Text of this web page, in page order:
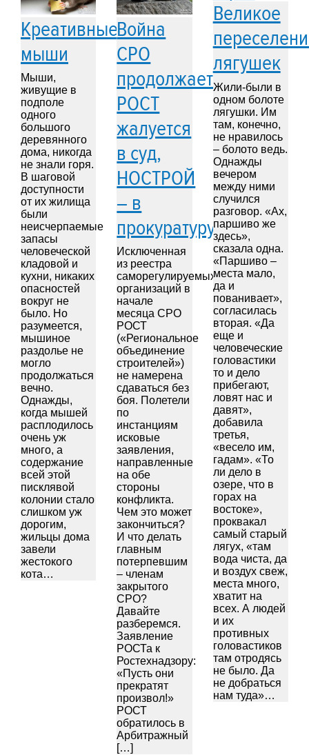
Креативные
мыши
Мыши,
живущие в
подполе
одного
большого
деревянного
дома, никогда
не знали горя.
В шаговой
доступности
от их жилища
были
неисчерпаемые
запасы
человеческой
кладовой и
кухни, никаких
опасностей
вокруг не
было. Но
разумеется,
мышиное
раздолье не
могло
продолжаться
вечно.
Однажды,
когда мышей
расплодилось
очень уж
много, а
содержание
всей этой
писклявой
колонии стало
слишком уж
дорогим,
жильцы дома
завели
жестокого
кота…
Война
СРО
продолжается:
РОСТ
жалуется
в суд,
НОСТРОЙ
– в
прокуратуру
Исключенная
из реестра
саморегулируемых
организаций в
начале
месяца СРО
РОСТ
(«Региональное
объединение
строителей»)
не намерена
сдаваться без
боя. Полетели
по
инстанциям
исковые
заявления,
направленные
на обе
стороны
конфликта.
Чем это может
закончиться?
И что делать
главным
потерпевшим
– членам
закрытого
СРО?
Давайте
разберемся.
Заявление
РОСТа к
Ростехнадзору:
«Пусть они
прекратят
произвол!»
РОСТ
обратилось в
Арбитражный
[…]
Великое
лягушек
Жили-были в
одном болоте
лягушки. Им
там, конечно,
не нравилось
– болото ведь.
Однажды
вечером
между ними
случился
разговор. «Ах,
паршиво же
здесь»,
сказала одна.
«Паршиво –
места мало,
да и
пованивает»,
согласилась
вторая. «Да
еще и
человеческие
головастики
то и дело
прибегают,
ловят нас и
давят»,
добавила
третья,
«весело им,
гадам». «То
ли дело в
озере, что в
горах на
востоке»,
проквакал
самый старый
лягух, «там
вода чиста, да
и воздух свеж,
места много,
хватит на
всех. А людей
и их
противных
головастиков
там отродясь
не было. Да
не добраться
нам туда»…